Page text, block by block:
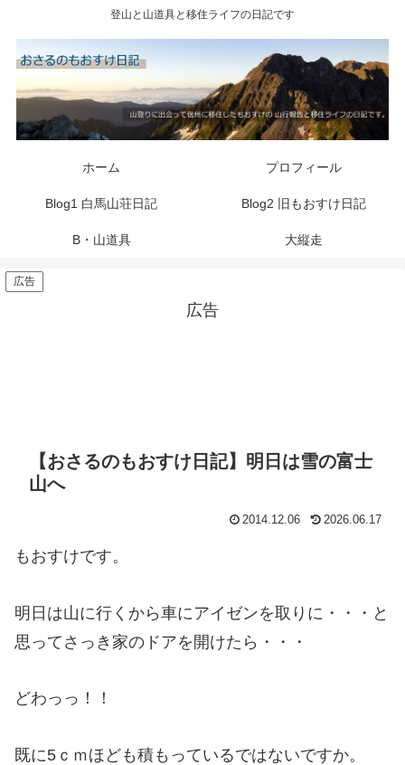
登山と山道具と移住ライフの日記です
ホーム プロフィール
Blog1 白馬山荘日記 Blog2 旧もおすけ日記
B・山道具 大縦走
広告
広告
【おさるのもおすけ日記】明日は雪の富士
山へ
2014.12.06 2026.06.17
もおすけです。
明日は山に行くから車にアイゼンを取りに・・・と
思ってさっき家のドアを開けたら・・・
どわっっ！！
既に5ｃｍほども積もっているではないですか。